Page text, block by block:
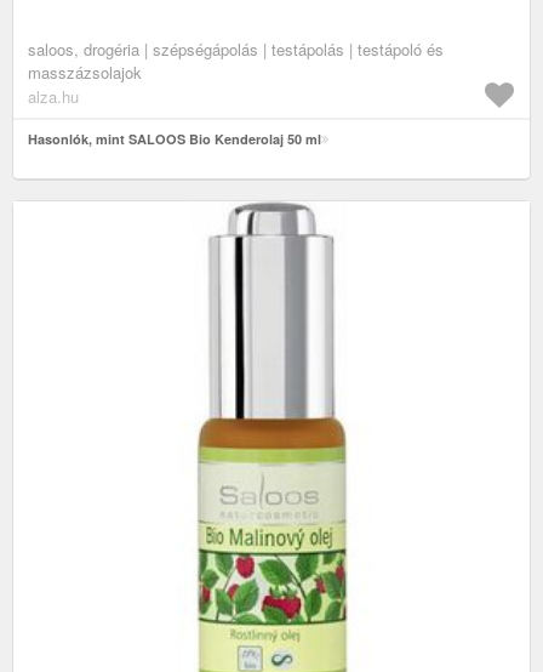
saloos, drogéria | szépségápolás | testápolás | testápoló és
masszázsolajok
alza.hu
Hasonlók, mint SALOOS Bio Kenderolaj 50 ml